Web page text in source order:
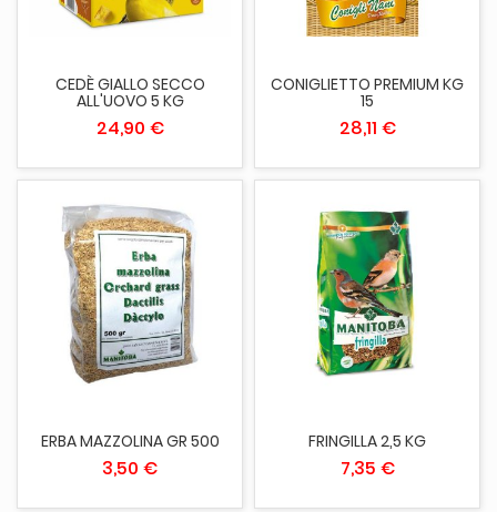
CEDÈ GIALLO SECCO
ALL'UOVO 5 KG
24,90 €
CONIGLIETTO PREMIUM KG
15
28,11 €
ERBA MAZZOLINA GR 500
3,50 €
FRINGILLA 2,5 KG
7,35 €